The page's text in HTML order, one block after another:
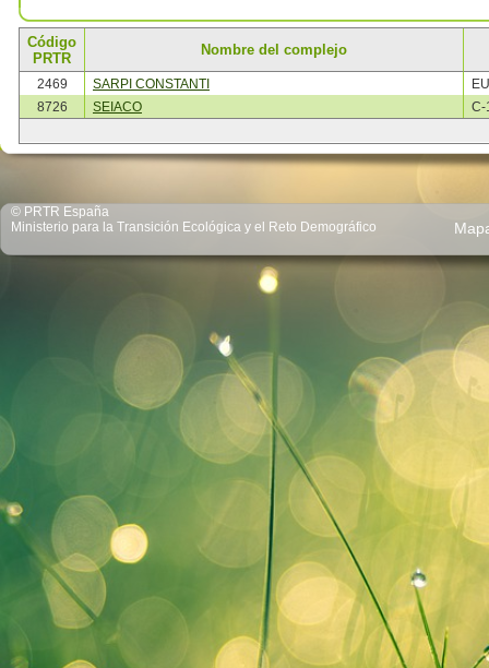
Código
PRTR
Nombre del complejo
2469 SARPI CONSTANTI
8726
SEIACO C-
© PRTR España
Ministerio para la Transición Ecológica y el Reto Demográfico